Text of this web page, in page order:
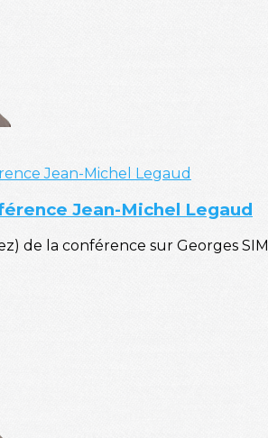
Jean-Michel Legaud
de la conférence sur Georges